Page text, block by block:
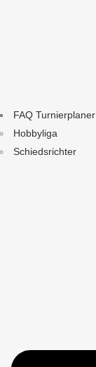
FAQ Turnierplaner
Hobbyliga
Schiedsrichter